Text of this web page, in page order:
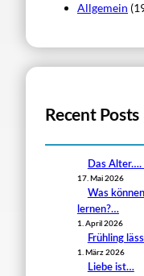
Allgemein
Recent Posts
Das Alter….
17. Mai 2026
Was
lernen?…
1. April 2026
Frühling
1. März 2026
Liebe ist…